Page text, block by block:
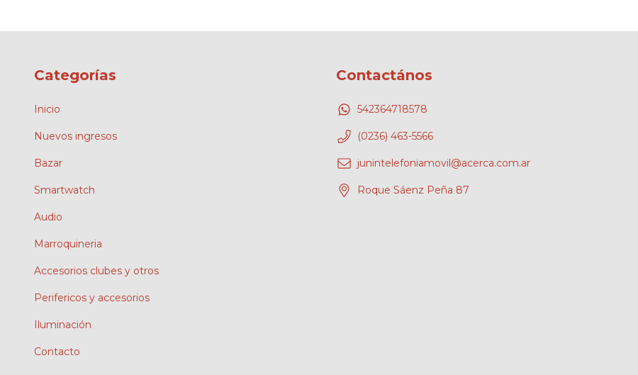
Categorías
Inicio
Nuevos ingresos
Bazar
Smartwatch
Audio
Marroquineria
Accesorios clubes y otros
Perifericos y accesorios
Iluminación
Contacto
Contactános
542364718578
(0236) 463-5566
junintelefoniamovil@acerca.com.ar
Roque Sáenz Peña 87